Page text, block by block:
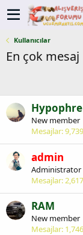
Kullanıcılar
En çok mesaj
New member
Mesajlar 9,739
admin
Administrator
Mesajlar 2,617
RAM
New member
Mesajlar 1,746